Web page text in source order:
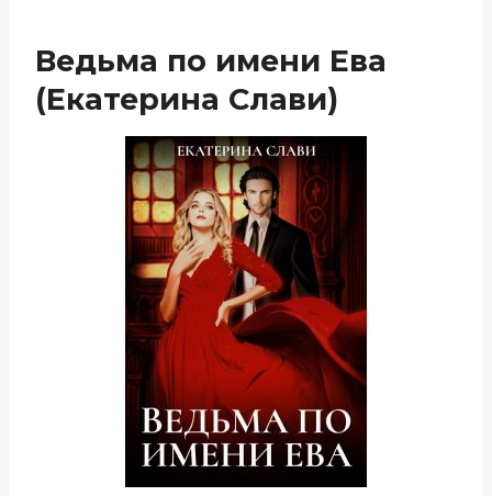
Ведьма по имени Ева
(Екатерина Слави)